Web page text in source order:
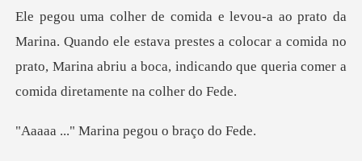
ele estava prestes a colocar a comida no
prato, Marina abriu a boca,
rina pegou o b